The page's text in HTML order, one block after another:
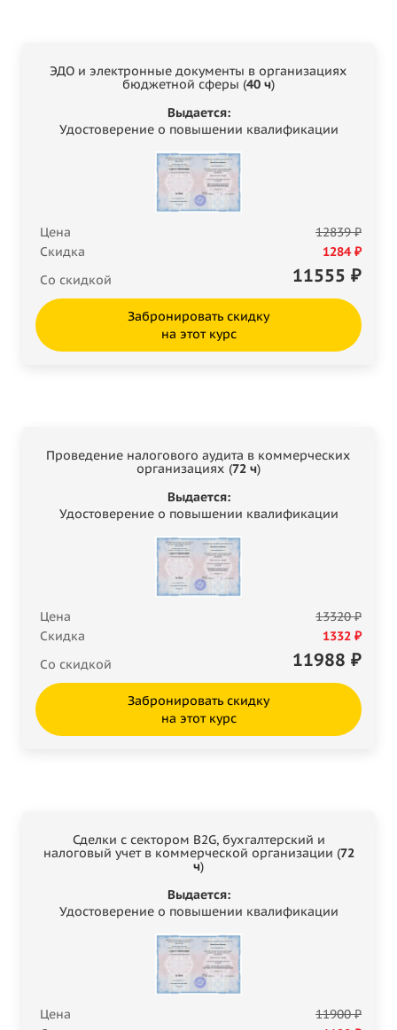
ЭДО и электронные документы в организациях
бюджетной сферы (40 ч)
Выдается:
Удостоверение о повышении квалификации
Цена
12839 ₽
Скидка
1284 ₽
Со скидкой
11555 ₽
Забронировать скидку
на этот курс
Проведение налогового аудита в коммерческих
организациях (72 ч)
Выдается:
Удостоверение о повышении квалификации
Цена
13320 ₽
Скидка
1332 ₽
Со скидкой
11988 ₽
Забронировать скидку
на этот курс
Сделки с сектором B2G, бухгалтерский и
налоговый учет в коммерческой организации (72
ч)
Выдается:
Удостоверение о повышении квалификации
Цена
11900 ₽